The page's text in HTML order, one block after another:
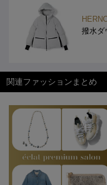
撥水ダ
関連ファッションまとめ